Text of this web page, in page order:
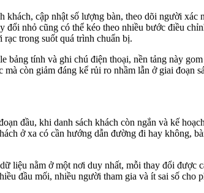
cập nhật số lượng bàn, theo dõi người xác
nhỏ cũng có thể kéo theo nhiều bước điều
trong suốt quá trình chuẩn bị.
tính và ghi chú điện thoại, nền tảng này
còn giảm đáng kể rủi ro nhầm lẫn ở giai đoạn
đầu, khi danh sách khách còn ngắn và kế
ở xa có cần hướng dẫn đường đi hay không,
liệu nằm ở một nơi duy nhất, mỗi thay đổi được
đầu mối, nhiều người tham gia và ít sai số cho